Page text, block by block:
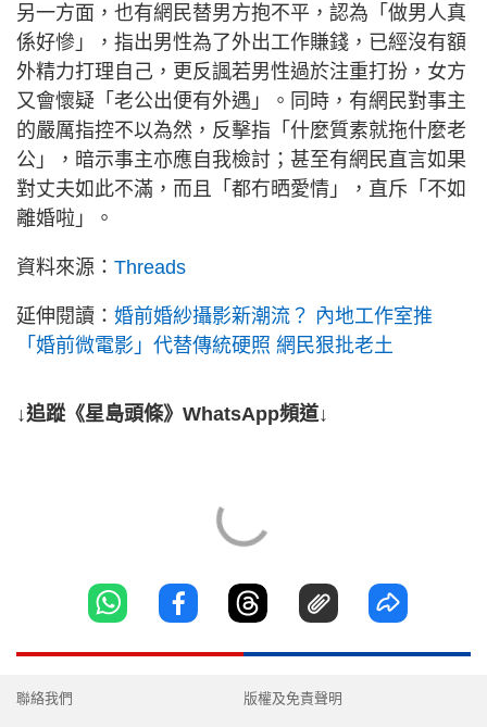
另一方面，也有網民替男方抱不平，認為「做男人真
係好慘」，指出男性為了外出工作賺錢，已經沒有額
外精力打理自己，更反諷若男性過於注重打扮，女方
又會懷疑「老公出便有外遇」。同時，有網民對事主
的嚴厲指控不以為然，反擊指「什麼質素就拖什麼老
公」，暗示事主亦應自我檢討；甚至有網民直言如果
對丈夫如此不滿，而且「都冇晒愛情」，直斥「不如
離婚啦」。
資料來源： Threads
延伸閱讀： 婚前婚紗攝影新潮流？ 內地工作室推
「婚前微電影」代替傳統硬照 網民狠批老土
↓追蹤《星島頭條》WhatsApp頻道↓
聯絡我們 版權及免責聲明